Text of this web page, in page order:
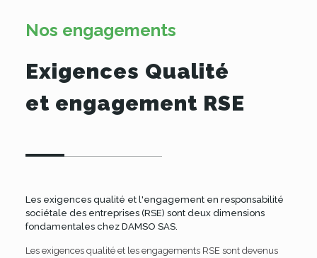
Nos engagements
Exigences Qualité
et engagement RSE
Les exigences qualité et l'engagement en responsabilité
sociétale des entreprises (RSE) sont deux dimensions
fondamentales chez DAMSO SAS.
Les exigences qualité et les engagements RSE sont devenus